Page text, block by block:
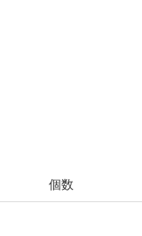
個数